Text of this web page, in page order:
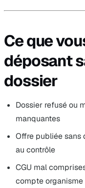
Ce que
déposant
dossier
Dossier refusé ou
manquantes
Offre publiée sans
au contrôle
CGU mal
compte organisme